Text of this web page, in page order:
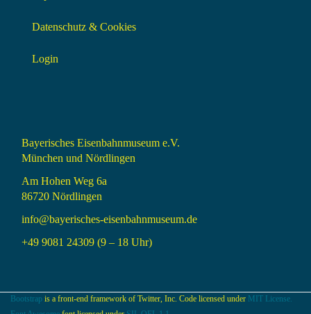
Datenschutz & Cookies
Login
Bayerisches Eisenbahnmuseum e.V.
München und Nördlingen
Am Hohen Weg 6a
86720 Nördlingen
info@bayerisches-eisenbahnmuseum.de
+49 9081 24309 (9 – 18 Uhr)
Bootstrap is a front-end framework of Twitter, Inc. Code licensed under MIT License.